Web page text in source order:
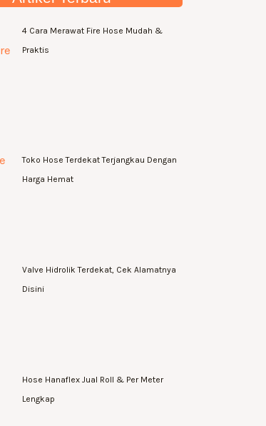
4 Cara Merawat Fire Hose Mudah &
Praktis
Toko Hose Terdekat Terjangkau Dengan
Harga Hemat
Valve Hidrolik Terdekat, Cek Alamatnya
Disini
Hose Hanaflex Jual Roll & Per Meter
Lengkap